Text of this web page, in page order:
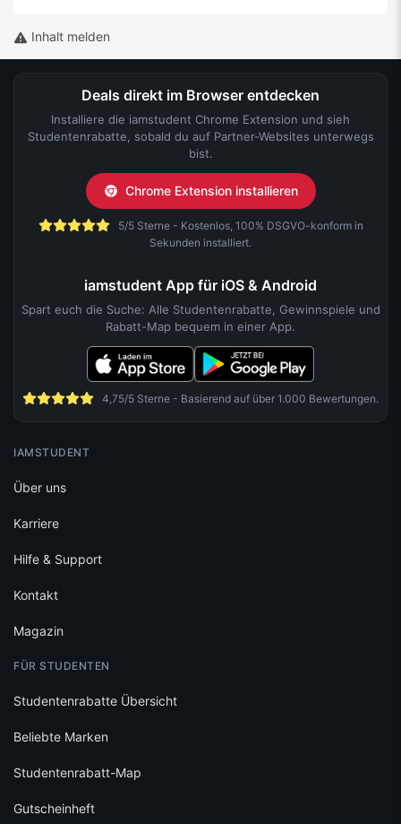
Inhalt melden
Deals direkt im Browser entdecken
Installiere die iamstudent Chrome Extension und sieh
Studentenrabatte, sobald du auf Partner-Websites unterwegs
bist.
Chrome Extension installieren
5/5 Sterne - Kostenlos, 100% DSGVO-konform in
Sekunden installiert.
iamstudent App für iOS & Android
Spart euch die Suche: Alle Studentenrabatte, Gewinnspiele und
Rabatt-Map bequem in einer App.
4,75/5 Sterne - Basierend auf über 1.000 Bewertungen.
IAMSTUDENT
Über uns
Karriere
Hilfe & Support
Kontakt
Magazin
FÜR STUDENTEN
Studentenrabatte Übersicht
Beliebte Marken
Studentenrabatt-Map
Gutscheinheft